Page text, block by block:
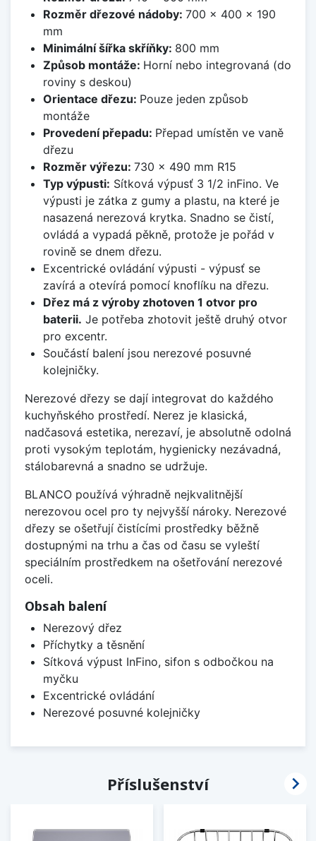
Rozměr dřezové nádoby: 700 x 400 x 190
mm
Minimální šířka skříňky: 800 mm
Způsob montáže: Horní nebo integrovaná (do
roviny s deskou)
Orientace dřezu: Pouze jeden způsob
montáže
Provedení přepadu: Přepad umístěn ve vaně
dřezu
Rozměr výřezu: 730 x 490 mm R15
Typ výpusti: Sítková výpusť 3 1/2 inFino. Ve
výpusti je zátka z gumy a plastu, na které je
nasazená nerezová krytka. Snadno se čistí,
ovládá a vypadá pěkně, protože je pořád v
rovině se dnem dřezu.
Excentrické ovládání výpusti - výpusť se
zavírá a otevírá pomocí knoflíku na dřezu.
Dřez má z výroby zhotoven 1 otvor pro
baterii. Je potřeba zhotovit ještě druhý otvor
pro excentr.
Součástí balení jsou nerezové posuvné
kolejničky.
Nerezové dřezy se dají integrovat do každého
kuchyňského prostředí. Nerez je klasická,
nadčasová estetika, nerezaví, je absolutně odolná
proti vysokým teplotám, hygienicky nezávadná,
stálobarevná a snadno se udržuje.
BLANCO používá výhradně nejkvalitnější
nerezovou ocel pro ty nejvyšší nároky. Nerezové
dřezy se ošetřují čistícími prostředky běžně
dostupnými na trhu a čas od času se vyleští
speciálním prostředkem na ošetřování nerezové
oceli.
Obsah balení
Nerezový dřez
Příchytky a těsnění
Sítková výpust InFino, sifon s odbočkou na
myčku
Excentrické ovládání
Nerezové posuvné kolejničky
Příslušenství 